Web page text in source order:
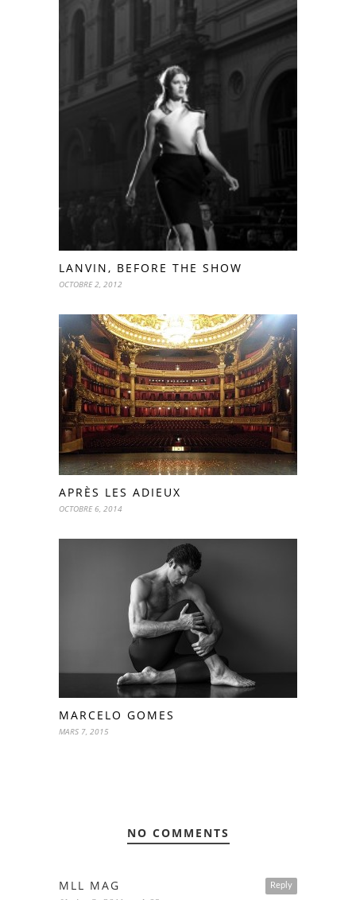
LANVIN, BEFORE THE SHOW
OCTOBRE 2, 2012
APRÈS LES ADIEUX
OCTOBRE 6, 2014
MARCELO GOMES
MARS 7, 2015
NO COMMENTS
Reply
MLL MAG